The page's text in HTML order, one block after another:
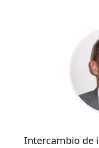
Intercambio de